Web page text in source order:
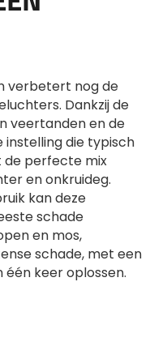
verbetert nog de
Dankzij de
veertanden en de
instelling die typisch
de perfecte mix
en onkruideg.
kan deze
schade
en mos,
schade, met een
keer oplossen.